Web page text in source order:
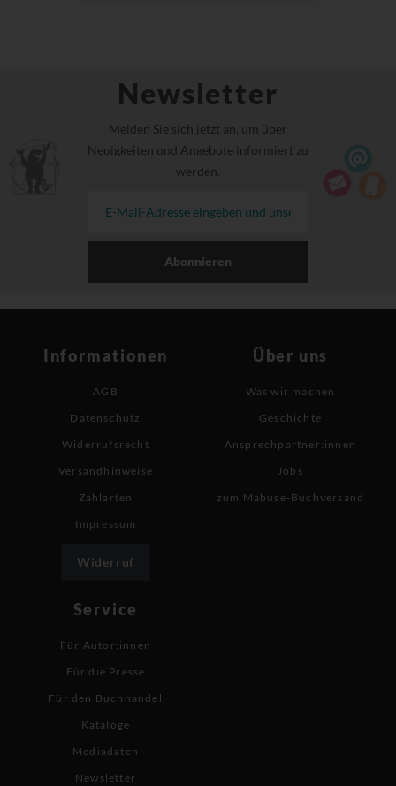
Newsletter
Melden Sie sich jetzt an, um über
Neuigkeiten und Angebote informiert zu
werden.
Abonnieren
Informationen
AGB
Datenschutz
Widerrufsrecht
Versandhinweise
Zahlarten
Impressum
Widerruf
Über uns
Was wir machen
Geschichte
Ansprechpartner:innen
Jobs
zum Mabuse-Buchversand
Service
Für Autor:innen
Für die Presse
Für den Buchhandel
Kataloge
Mediadaten
Newsletter